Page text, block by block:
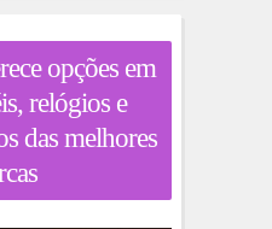
opções em
relógios e
das melhores